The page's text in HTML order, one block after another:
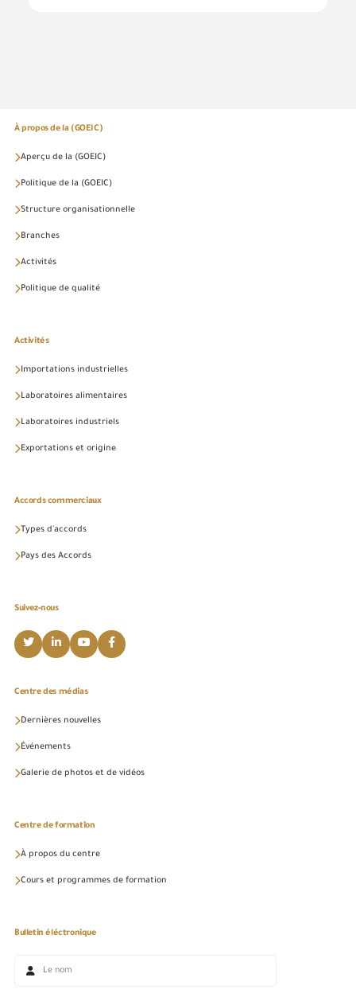
À propos de la (GOEIC)
Aperçu de la (GOEIC)
Politique de la (GOEIC)
Structure organisationnelle
Branches
Activités
Politique de qualité
Activités
Importations industrielles
Laboratoires alimentaires
Laboratoires industriels
Exportations et origine
Accords commerciaux
Types d'accords
Pays des Accords
Suivez-nous
Centre des médias
Dernières nouvelles
Événements
Galerie de photos et de vidéos
Centre de formation
À propos du centre
Cours et programmes de formation
Bulletin éléctronique